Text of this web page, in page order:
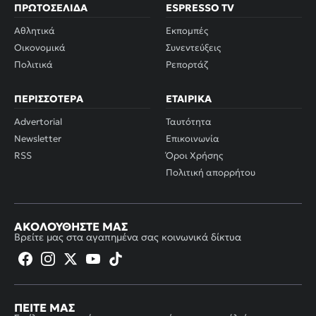
ΠΡΩΤΟΣΈΛΙΔΑ
Αθλητικά
Οικονομικά
Πολιτικά
ESPRESSO TV
Εκπομπές
Συνεντεύξεις
Ρεπορτάζ
ΠΕΡΙΣΣΌΤΕΡΑ
Advertorial
Newsletter
RSS
ΕΤΑΙΡΙΚΆ
Ταυτότητα
Επικοινωνία
Όροι Χρήσης
Πολιτική απορρήτου
ΑΚΟΛΟΥΘΉΣΤΕ ΜΑΣ
Βρείτε μας στα αγαπημένα σας κοινωνικά δίκτυα
ΠΕΊΤΕ ΜΑΣ